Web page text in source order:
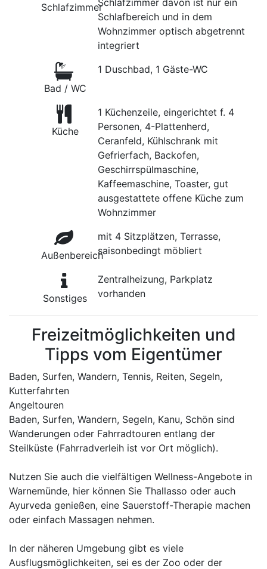
SchlafzimmerSchlafzimmer davon ist nur ein
Schlafbereich und in dem
Wohnzimmer optisch abgetrennt
integriert
Bad / WC
1 Duschbad, 1 Gäste-WC
Küche
1 Küchenzeile, eingerichtet f. 4
Personen, 4-Plattenherd,
Ceranfeld, Kühlschrank mit
Gefrierfach, Backofen,
Geschirrspülmaschine,
Kaffeemaschine, Toaster, gut
ausgestattete offene Küche zum
Wohnzimmer
Außenbereich
mit 4 Sitzplätzen, Terrasse,
saisonbedingt möbliert
Sonstiges
Zentralheizung, Parkplatz
vorhanden
Freizeitmöglichkeiten und
Tipps vom Eigentümer
Baden, Surfen, Wandern, Tennis, Reiten, Segeln,
Kutterfahrten
Angeltouren
Baden, Surfen, Wandern, Segeln, Kanu, Schön sind
Wanderungen oder Fahrradtouren entlang der
Steilküste (Fahrradverleih ist vor Ort möglich).
Nutzen Sie auch die vielfältigen Wellness-Angebote in
Warnemünde, hier können Sie Thallasso oder auch
Ayurveda genießen, eine Sauerstoff-Therapie machen
oder einfach Massagen nehmen.
In der näheren Umgebung gibt es viele
Ausflugsmöglichkeiten, sei es der Zoo oder der